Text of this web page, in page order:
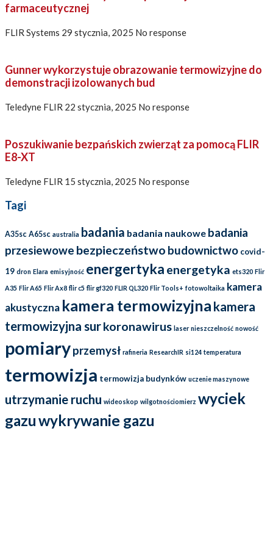
farmaceutycznej
FLIR Systems 29 stycznia, 2025 No response
Gunner wykorzystuje obrazowanie termowizyjne do
demonstracji izolowanych bud
Teledyne FLIR 22 stycznia, 2025 No response
Poszukiwanie bezpańskich zwierząt za pomocą FLIR
E8-XT
Teledyne FLIR 15 stycznia, 2025 No response
Tagi
A35sc A65sc australia badania badania naukowe badania
przesiewowe bezpieczeństwo budownictwo covid-
19 dron Elara emisyjność energertyka energetyka ets320 Flir
A35 Flir A65 Flir Ax8 flir c5 flir gf320 FLIR QL320 Flir Tools+ fotowoltaika kamera
akustyczna kamera termowizyjna kamera
termowizyjna surkoronawirus laser nieszczelność nowość
pomiaryprzemysł rafineria ResearchIR si124 temperatura
termowizja termowizja budynków uczenie maszynowe
utrzymanie ruchu wideoskop wilgotnościomierz wyciek
gazuwykrywanie gazu